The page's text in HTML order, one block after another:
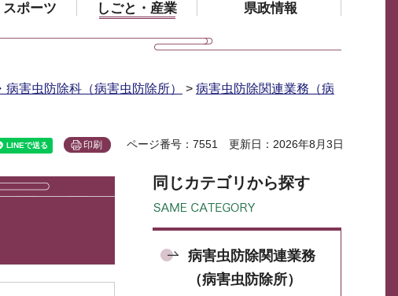
ポーツ しごと・産業 県政情報
病害虫防除科（病害虫防除所） > 病害虫防除関連業務（病
印刷 ページ番号：7551 更新日：2026年8月3日
同じカテゴリから探す
病害虫防除関連業務
（病害虫防除所）